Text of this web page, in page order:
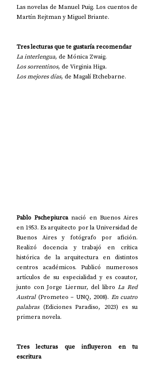
Las novelas de Manuel Puig. Los cuentos de
Martín Rejtman y Miguel Briante.
Tres lecturas que te gustaría recomendar
La interlengua, de Mónica Zwaig.
Los sorrentinos, de Virginia Higa.
Los mejores días, de Magalí Etchebarne.
Pablo Pschepiurca nació en Buenos Aires
en 1953. Es arquitecto por la Universidad de
Buenos Aires y fotógrafo por afición.
Realizó docencia y trabajó en crítica
histórica de la arquitectura en distintos
centros académicos. Publicó numerosos
artículos de su especialidad y es coautor,
junto con Jorge Liernur, del libro La Red
Austral (Prometeo – UNQ, 2008). En cuatro
palabras (Ediciones Paradiso, 2023) es su
primera novela.
Tres lecturas que influyeron en tu
escritura